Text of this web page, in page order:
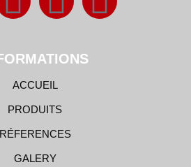
ACCUEIL
PRODUITS
RÉFERENCES
GALERY